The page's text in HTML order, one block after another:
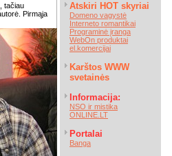
tačiau
Pirmąja
Atskiri HOT skyriai
Domeno vagystė
Interneto romantikai
Programinė įranga
WebOn produktai
el.komercijai
Karštos WWW
svetainės
Informacija:
NSO ir mistika
ONLINE.LT
Portalai
Banga